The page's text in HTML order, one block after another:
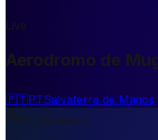
Live
Aerodromo de
🇵🇹PTSalvaterra de Magos
Kurzantwort